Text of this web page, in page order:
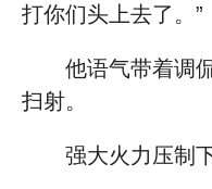
打你们头上去了。”
他语气带着调
扫射。
强大火力压制下